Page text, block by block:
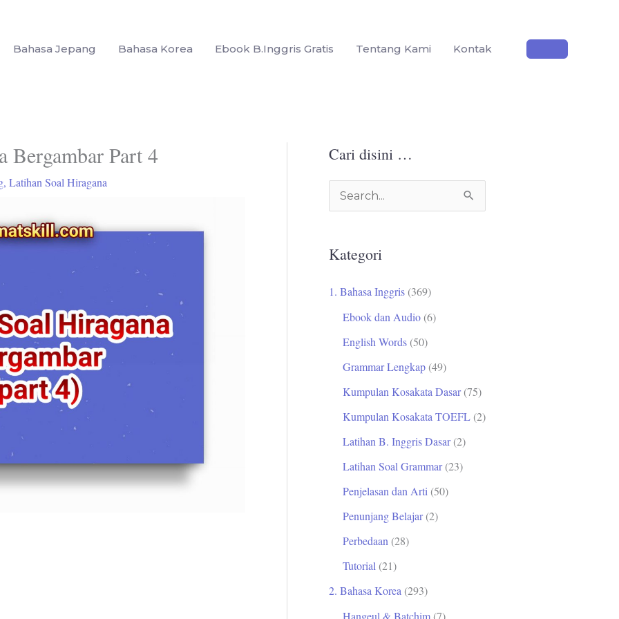
Bahasa Jepang Bahasa Korea Ebook B.Inggris Gratis Tentang Kami Kontak
Bergambar Part 4
, Latihan Soal Hiragana
Cari disini …
i
u
Kategori
1. Bahasa Inggris (369)
Ebook dan Audio (6)
English Words (50)
Grammar Lengkap (49)
Kumpulan Kosakata Dasar(75)
Kumpulan Kosakata TOEFL (2)
Latihan B. Inggris Dasar(2)
Latihan Soal Grammar(23)
Penjelasan dan Arti (50)
Penunjang Belajar(2)
Perbedaan (28)
Tutorial (21)
2. Bahasa Korea (293)
Hangeul & Batchim (7)